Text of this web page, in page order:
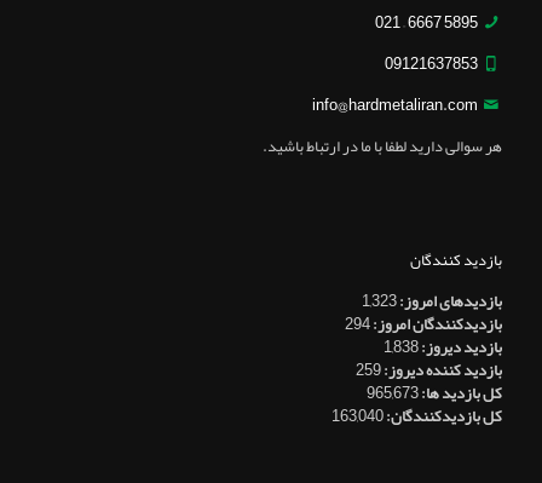
5895 6667 – 021
09121637853
info@hardmetaliran.com
هر سوالی دارید لطفا با ما در ارتباط باشید.
بازدید کنندگان
بازدیدهای امروز:1,323
بازدیدکنندگان امروز:294
بازدید دیروز:1,838
بازدید کننده دیروز:259
کل بازدید ها:965,673
کل بازدیدکنند‌گان:163,040